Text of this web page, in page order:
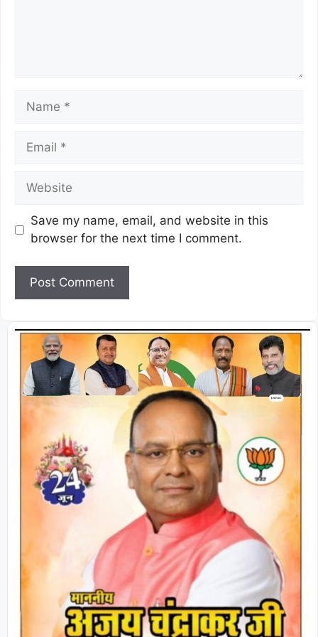
Save my name, email, and website in this
browser for the next time I comment.